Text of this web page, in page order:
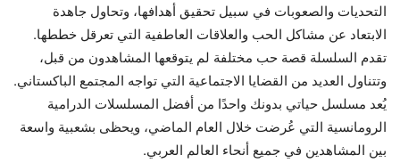
التحديات والصعوبات في سبيل تحقيق أهدافها، وتحاول جاهدة
الابتعاد عن مشاكل الحب والعلاقات العاطفية التي تعرقل خططها.
تقدم السلسلة قصة حب مختلفة لم يتوقعها المشاهدون من قبل،
وتتناول العديد من القضايا الاجتماعية التي تواجه المجتمع الباكستاني.
يُعد مسلسل حياتي بدونك واحدًا من أفضل المسلسلات الدرامية
الرومانسية التي عُرضت خلال العام الماضي، ويحظى بشعبية واسعة
بين المشاهدين في جميع أنحاء العالم العربي.